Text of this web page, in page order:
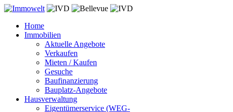
Home
Immobilien
Aktuelle Angebote
Verkaufen
Mieten / Kaufen
Gesuche
Baufinanzierung
Bauplatz-Angebote
Hausverwaltung
Eigentümerservice (WEG-